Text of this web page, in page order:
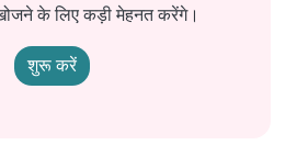
के लिए कड़ी मेहनत करेंगे।
शुरू करें